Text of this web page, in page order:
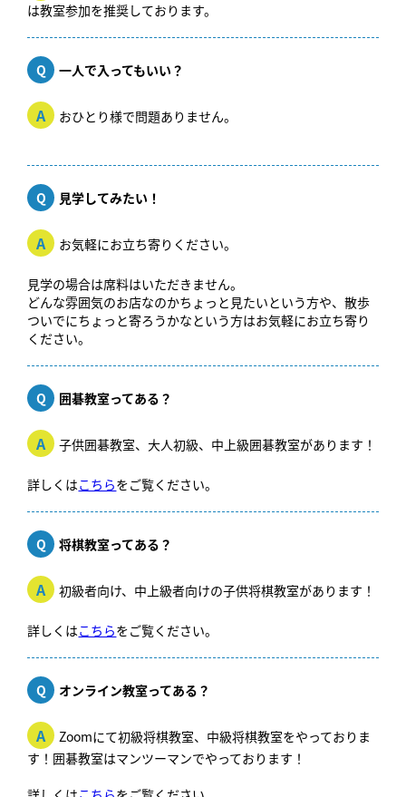
は教室参加を推奨しております。
Q 一人で入ってもいい？
A おひとり様で問題ありません。
Q 見学してみたい！
A お気軽にお立ち寄りください。
見学の場合は席料はいただきません。
どんな雰囲気のお店なのかちょっと見たいという方や、散歩
ついでにちょっと寄ろうかなという方はお気軽にお立ち寄り
ください。
Q 囲碁教室ってある？
A 子供囲碁教室、大人初級、中上級囲碁教室があります！
詳しくはこちらをご覧ください。
Q 将棋教室ってある？
A 初級者向け、中上級者向けの子供将棋教室があります！
詳しくはこちらをご覧ください。
Q オンライン教室ってある？
A
Zoomにて初級将棋教室、中級将棋教室をやっておりま
す！囲碁教室はマンツーマンでやっております！